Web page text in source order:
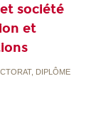
société
et
DIPLÔME